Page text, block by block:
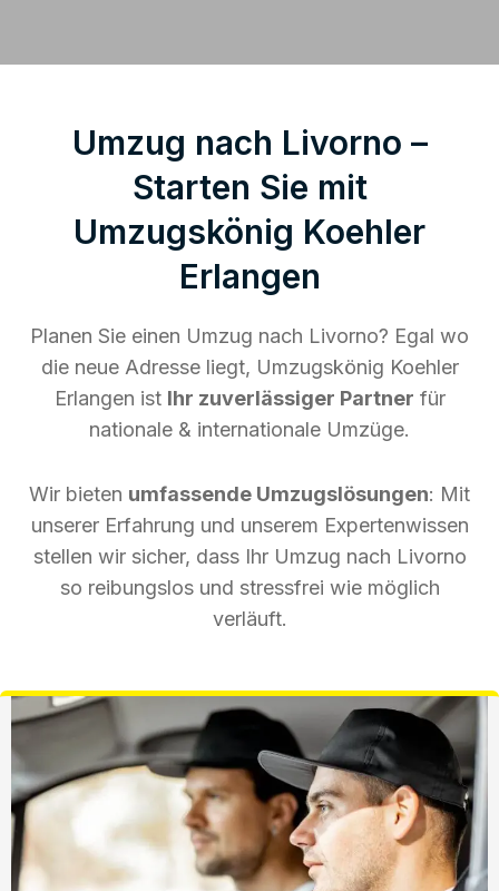
Umzug nach Livorno –
Starten Sie mit
Umzugskönig Koehler
Erlangen
Planen Sie einen Umzug nach Livorno? Egal wo
die neue Adresse liegt, Umzugskönig Koehler
Erlangen ist Ihr zuverlässiger Partner für
nationale & internationale Umzüge.
Wir bieten umfassende Umzugslösungen: Mit
unserer Erfahrung und unserem Expertenwissen
stellen wir sicher, dass Ihr Umzug nach Livorno
so reibungslos und stressfrei wie möglich
verläuft.